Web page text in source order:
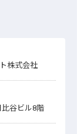
株式会社
谷ビル8階